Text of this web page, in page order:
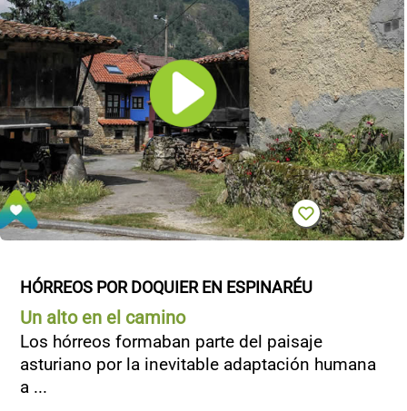
HÓRREOS POR DOQUIER EN ESPINARÉU
Un alto en el camino
Los hórreos formaban parte del paisaje
asturiano por la inevitable adaptación humana
a ...